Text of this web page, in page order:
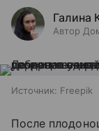
Галина
Автор
Источник: Freepik
После